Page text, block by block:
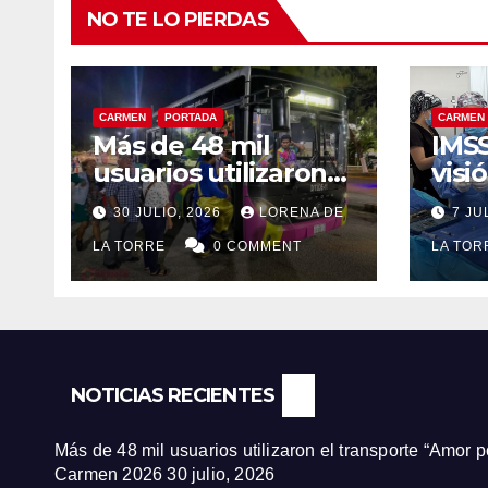
NO TE LO PIERDAS
CARMEN PORTADA
Más de 48 mil
usuarios utilizaron
el transporte “Amor
por Carmen”
durante la Feria
Carmen 2026
30 JULIO, 2026 LORENA DE
LA TORRE 0 COMMENT
CARMEN
de
7
LA
NOTICIAS RECIENTES
Más de 48 mil usuarios utilizaron el transporte “Amor
Carmen 2026 30 julio, 2026